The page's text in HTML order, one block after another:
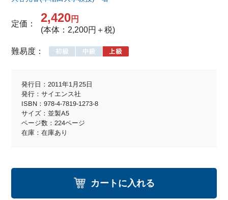
定価： 2,420円
(本体：2,200円＋税)
難易度：
発行日：2011年1月25日
発行：サイエンス社
ISBN：978-4-7819-1273-8
サイズ：並製A5
ページ数：224ページ
在庫：在庫あり
カートに入れる